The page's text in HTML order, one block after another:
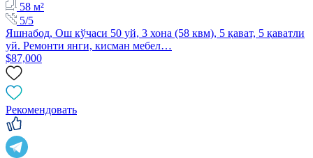
58 м²
5/5
Яшнабод, Ош кўчаси 50 уй, 3 хона (58 квм), 5 қават, 5 қаватли
уй. Ремонти янги, кисман мебел…
$87,000
Рекомендовать